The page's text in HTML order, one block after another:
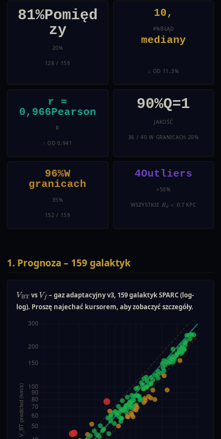
81%Pomięd
zy
20%
128 / 159
10,
4%BŁĄD
mediany
↓ OD 11,3%
r =
0,966Pearson
R
↑ OD 0,941
90%Q=1
JAKOŚĆ
36 / 40 W GRANICACH 20%
96%W
granicach
35%
152 / 159
4Outliers
>50%
WSZYSTKIE RD <0.7 KPC
1. Prognoza – 159 galaktyk
VBT vs Vf – gaz adaptacyjny v3, 159 galaktyk SPARC (log-
log). Proszę najechać kursorem, aby zobaczyć szczegóły.